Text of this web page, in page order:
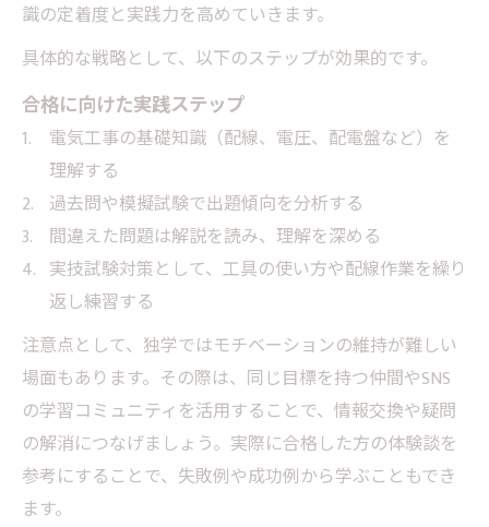
識の定着度と実践力を高めていきます。
具体的な戦略として、以下のステップが効果的です。
合格に向けた実践ステップ
電気工事の基礎知識（配線、電圧、配電盤など）を
理解する
過去問や模擬試験で出題傾向を分析する
間違えた問題は解説を読み、理解を深める
実技試験対策として、工具の使い方や配線作業を繰り
返し練習する
注意点として、独学ではモチベーションの維持が難しい
場面もあります。その際は、同じ目標を持つ仲間やSNS
の学習コミュニティを活用することで、情報交換や疑問
の解消につなげましょう。実際に合格した方の体験談を
参考にすることで、失敗例や成功例から学ぶこともでき
ます。